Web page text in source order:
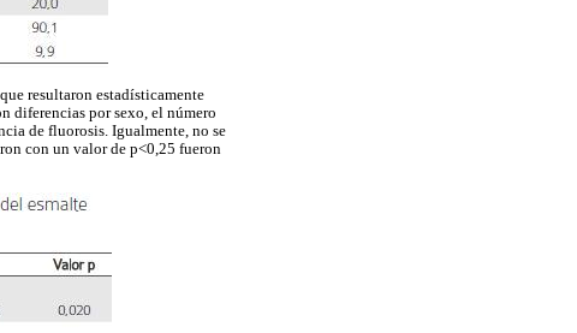
resultaron estadísticamente
diferencias por sexo, el número
de fluorosis. Igualmente, no se
con un valor de p<0,25 fueron